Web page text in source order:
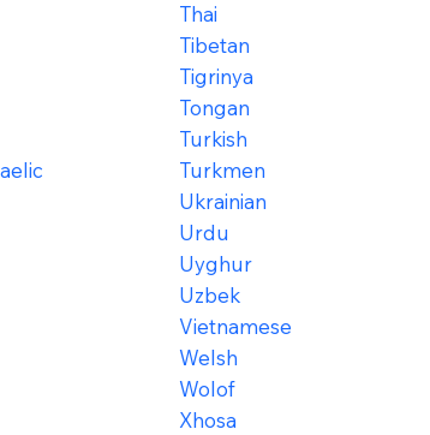
Thai
Tibetan
Tigrinya
Tongan
Turkish
Turkmen
Ukrainian
Urdu
Uyghur
Uzbek
Vietnamese
Welsh
Wolof
Xhosa